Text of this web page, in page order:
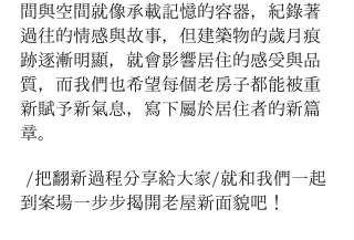
間與空間就像承載記憶的容器，紀錄著
過往的情感與故事，但建築物的歲月痕
跡逐漸明顯，就會影響居住的感受與品
質，而我們也希望每個老房子都能被重
新賦予新氣息，寫下屬於居住者的新篇
章。
到案場一步步揭開老屋新面貌吧！